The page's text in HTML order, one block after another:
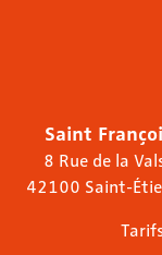
Saint
8 Rue de la
42100 Saint-